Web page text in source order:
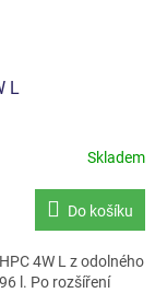
L
Skladem
Do košíku
4W L z odolného
l. Po rozšíření